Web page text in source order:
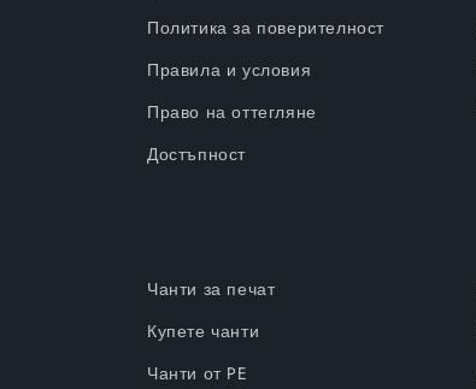
Политика за поверителност
Правила и условия
Право на оттегляне
Достъпност
Чанти за печат
Купете чанти
Чанти от PE